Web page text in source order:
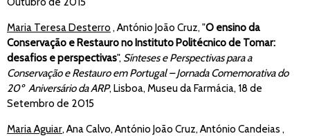
Maria Teresa Desterro , António João Cruz, "O ensino da
Conservação e Restauro no Instituto Politécnico de Tomar:
desafios e perspectivas", Sínteses e Perspectivas para a
Conservação e Restauro em Portugal – Jornada Comemorativa do
20º Aniversário da ARP, Lisboa, Museu da Farmácia, 18 de
Setembro de 2015
Maria Aguiar, Ana Calvo, António João Cruz, António Candeias ,